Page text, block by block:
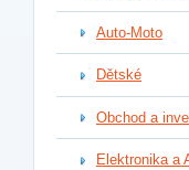
Auto-Moto
Dětské
Obchod a
Elektronika a